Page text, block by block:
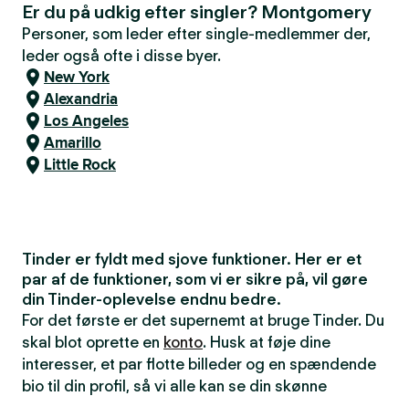
Er du på udkig efter singler? Montgomery
Personer, som leder efter single-medlemmer der,
leder også ofte i disse byer.
New York
Alexandria
Los Angeles
Amarillo
Little Rock
Tinder er fyldt med sjove funktioner. Her er et
par af de funktioner, som vi er sikre på, vil gøre
din Tinder-oplevelse endnu bedre.
For det første er det supernemt at bruge Tinder. Du
skal blot oprette en konto. Husk at føje dine
interesser, et par flotte billeder og en spændende
bio til din profil, så vi alle kan se din skønne